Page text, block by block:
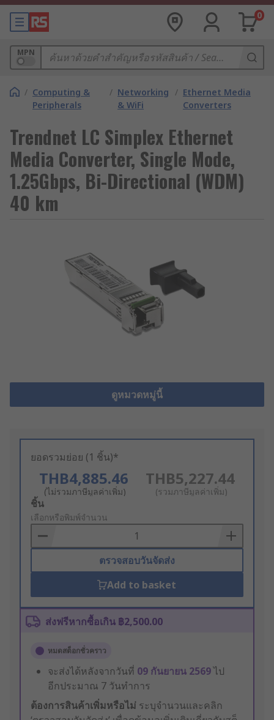
0
MPN
/ Computing &
Peripherals
/ Networking
& WiFi
/ Ethernet Media
Converters
Trendnet LC Simplex Ethernet
Media Converter, Single Mode,
1.25Gbps, Bi-Directional (WDM)
40 km
ดูหมวดหมู่นี้
ยอดรวมย่อย (1 ชิ้น)*
THB4,885.46
(ไม่รวมภาษีมูลค่าเพิ่ม)
THB5,227.44
(รวมภาษีมูลค่าเพิ่ม)
Add
to
Basket
ชิ้น
เลือกหรือพิมพ์จำนวน
ตรวจสอบวันจัดส่ง
Add to basket
ส่งฟรีหากซื้อเกิน ฿2,500.00
หมดสต็อกชั่วคราว
จะส่งได้หลังจากวันที่ 09 กันยายน 2569ไป
อีกประมาณ 7 วันทำการ
ต้องการสินค้าเพิ่มหรือไม่ ระบุจำนวนและคลิก